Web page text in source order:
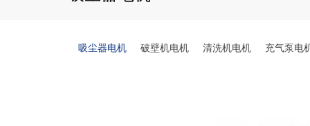
吸尘器电机 破壁机电机 清洗机电机 充气泵电